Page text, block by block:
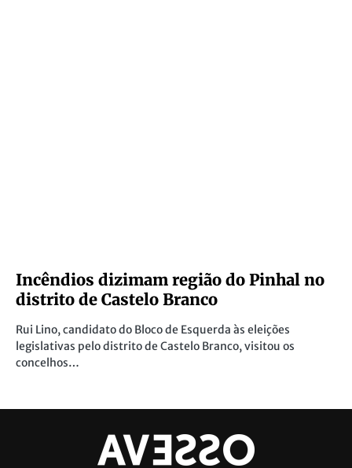
Incêndios dizimam região do Pinhal no
distrito de Castelo Branco
Rui Lino, candidato do Bloco de Esquerda às eleições
legislativas pelo distrito de Castelo Branco, visitou os
concelhos…